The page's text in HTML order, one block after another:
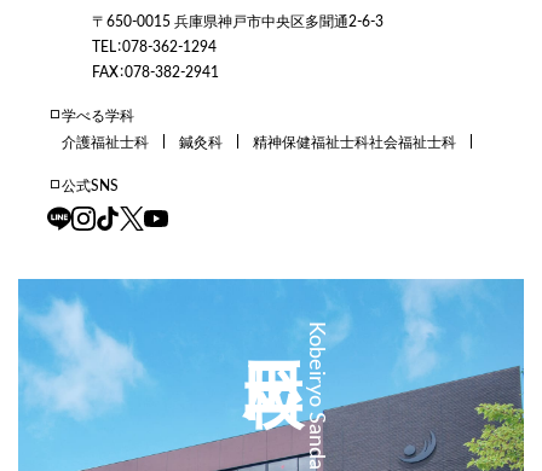
〒650-0015 兵庫県神戸市中央区多聞通2-6-3
TEL：078-362-1294
FAX：078-382-2941
学べる学科
介護福祉士科
鍼灸科 精神保健福祉士科社会福祉士科
公式SNS
Kobeiryo Sanda